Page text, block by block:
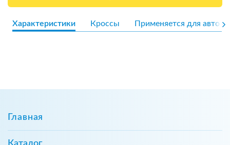
Характеристики Кроссы Применяется для авто
Главная